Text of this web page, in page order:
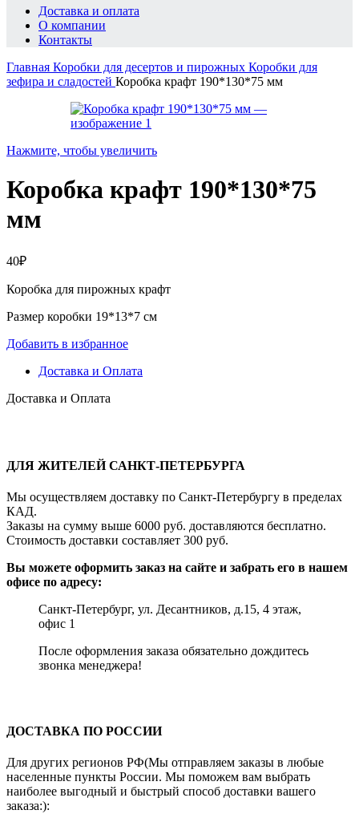
Доставка и оплата
О компании
Контакты
Главная Коробки для десертов и пирожных Коробки для
зефира и сладостей Коробка крафт 190*130*75 мм
Нажмите, чтобы увеличить
Коробка крафт 190*130*75
мм
40₽
Коробка для пирожных крафт
Размер коробки 19*13*7 см
Добавить в избранное
Доставка и Оплата
Доставка и Оплата
ДЛЯ ЖИТЕЛЕЙ САНКТ-ПЕТЕРБУРГА
Мы осуществляем доставку по Санкт-Петербургу в пределах
КАД.
Заказы на сумму выше 6000 руб. доставляются бесплатно.
Стоимость доставки составляет 300 руб.
Вы можете оформить заказ на сайте и забрать его в нашем
офисе по адресу:
Санкт-Петербург, ул. Десантников, д.15, 4 этаж,
офис 1
После оформления заказа обязательно дождитесь
звонка менеджера!
ДОСТАВКА ПО РОССИИ
Для других регионов РФ(Мы отправляем заказы в любые
населенные пункты России. Мы поможем вам выбрать
наиболее выгодный и быстрый способ доставки вашего
заказа:):